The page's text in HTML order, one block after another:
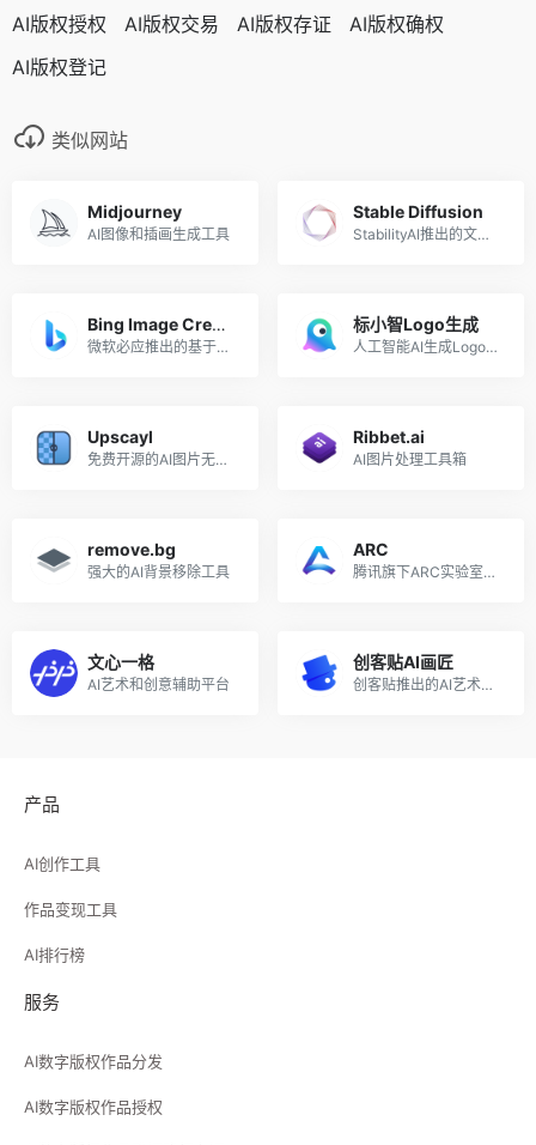
AI版权授权
AI版权交易 AI版权存证
AI版权确权
AI版权登记
类似网站
Midjourney
AI图像和插画生成工具
Stable Diffusion
StabilityAI推出的文本到图像生成AI
Bing Image Creator
微软必应推出的基于DALL·E的AI图像生成工具
标小智Logo生成
人工智能AI生成Logo设计工具
Upscayl
免费开源的AI图片无损放大工具
Ribbet.ai
AI图片处理工具箱
remove.bg
强大的AI背景移除工具
ARC
腾讯旗下ARC实验室推出的AI图片处理工具
文心一格
AI艺术和创意辅助平台
创客贴AI画匠
创客贴推出的AI艺术画生成工具
产品
AI创作工具
作品变现工具
AI排行榜
服务
AI数字版权作品分发
AI数字版权作品授权